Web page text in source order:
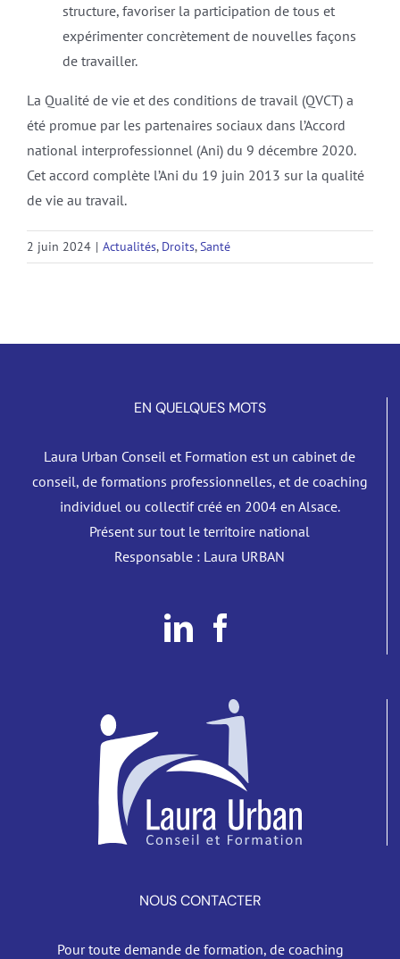
structure, favoriser la participation de tous et
expérimenter concrètement de nouvelles façons
de travailler.
La Qualité de vie et des conditions de travail (QVCT) a
été promue par les partenaires sociaux dans l’Accord
national interprofessionnel (Ani) du 9 décembre 2020.
Cet accord complète l’Ani du 19 juin 2013 sur la qualité
de vie au travail.
2 juin 2024 | Actualités, Droits,Santé
EN QUELQUES MOTS
Laura Urban Conseil et Formation est un cabinet de
conseil, de formations professionnelles, et de coaching
individuel ou collectif créé en 2004 en Alsace.
Présent sur tout le territoire national
Responsable : Laura URBAN
NOUS CONTACTER
Pour toute demande de formation, de coaching